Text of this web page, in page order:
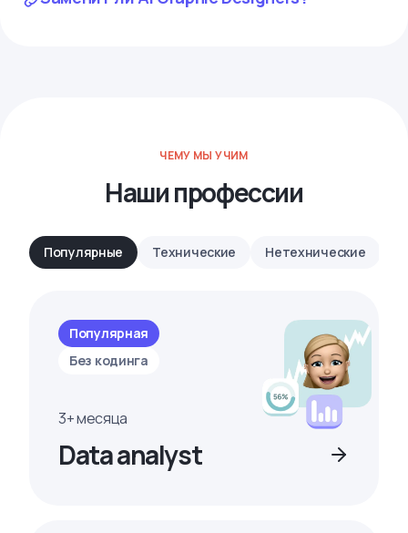
ЧЕМУ МЫ УЧИМ
Наши профессии
Популярные Технические Нетехнические
Популярная
Без кодинга
3+ месяца
Data analyst